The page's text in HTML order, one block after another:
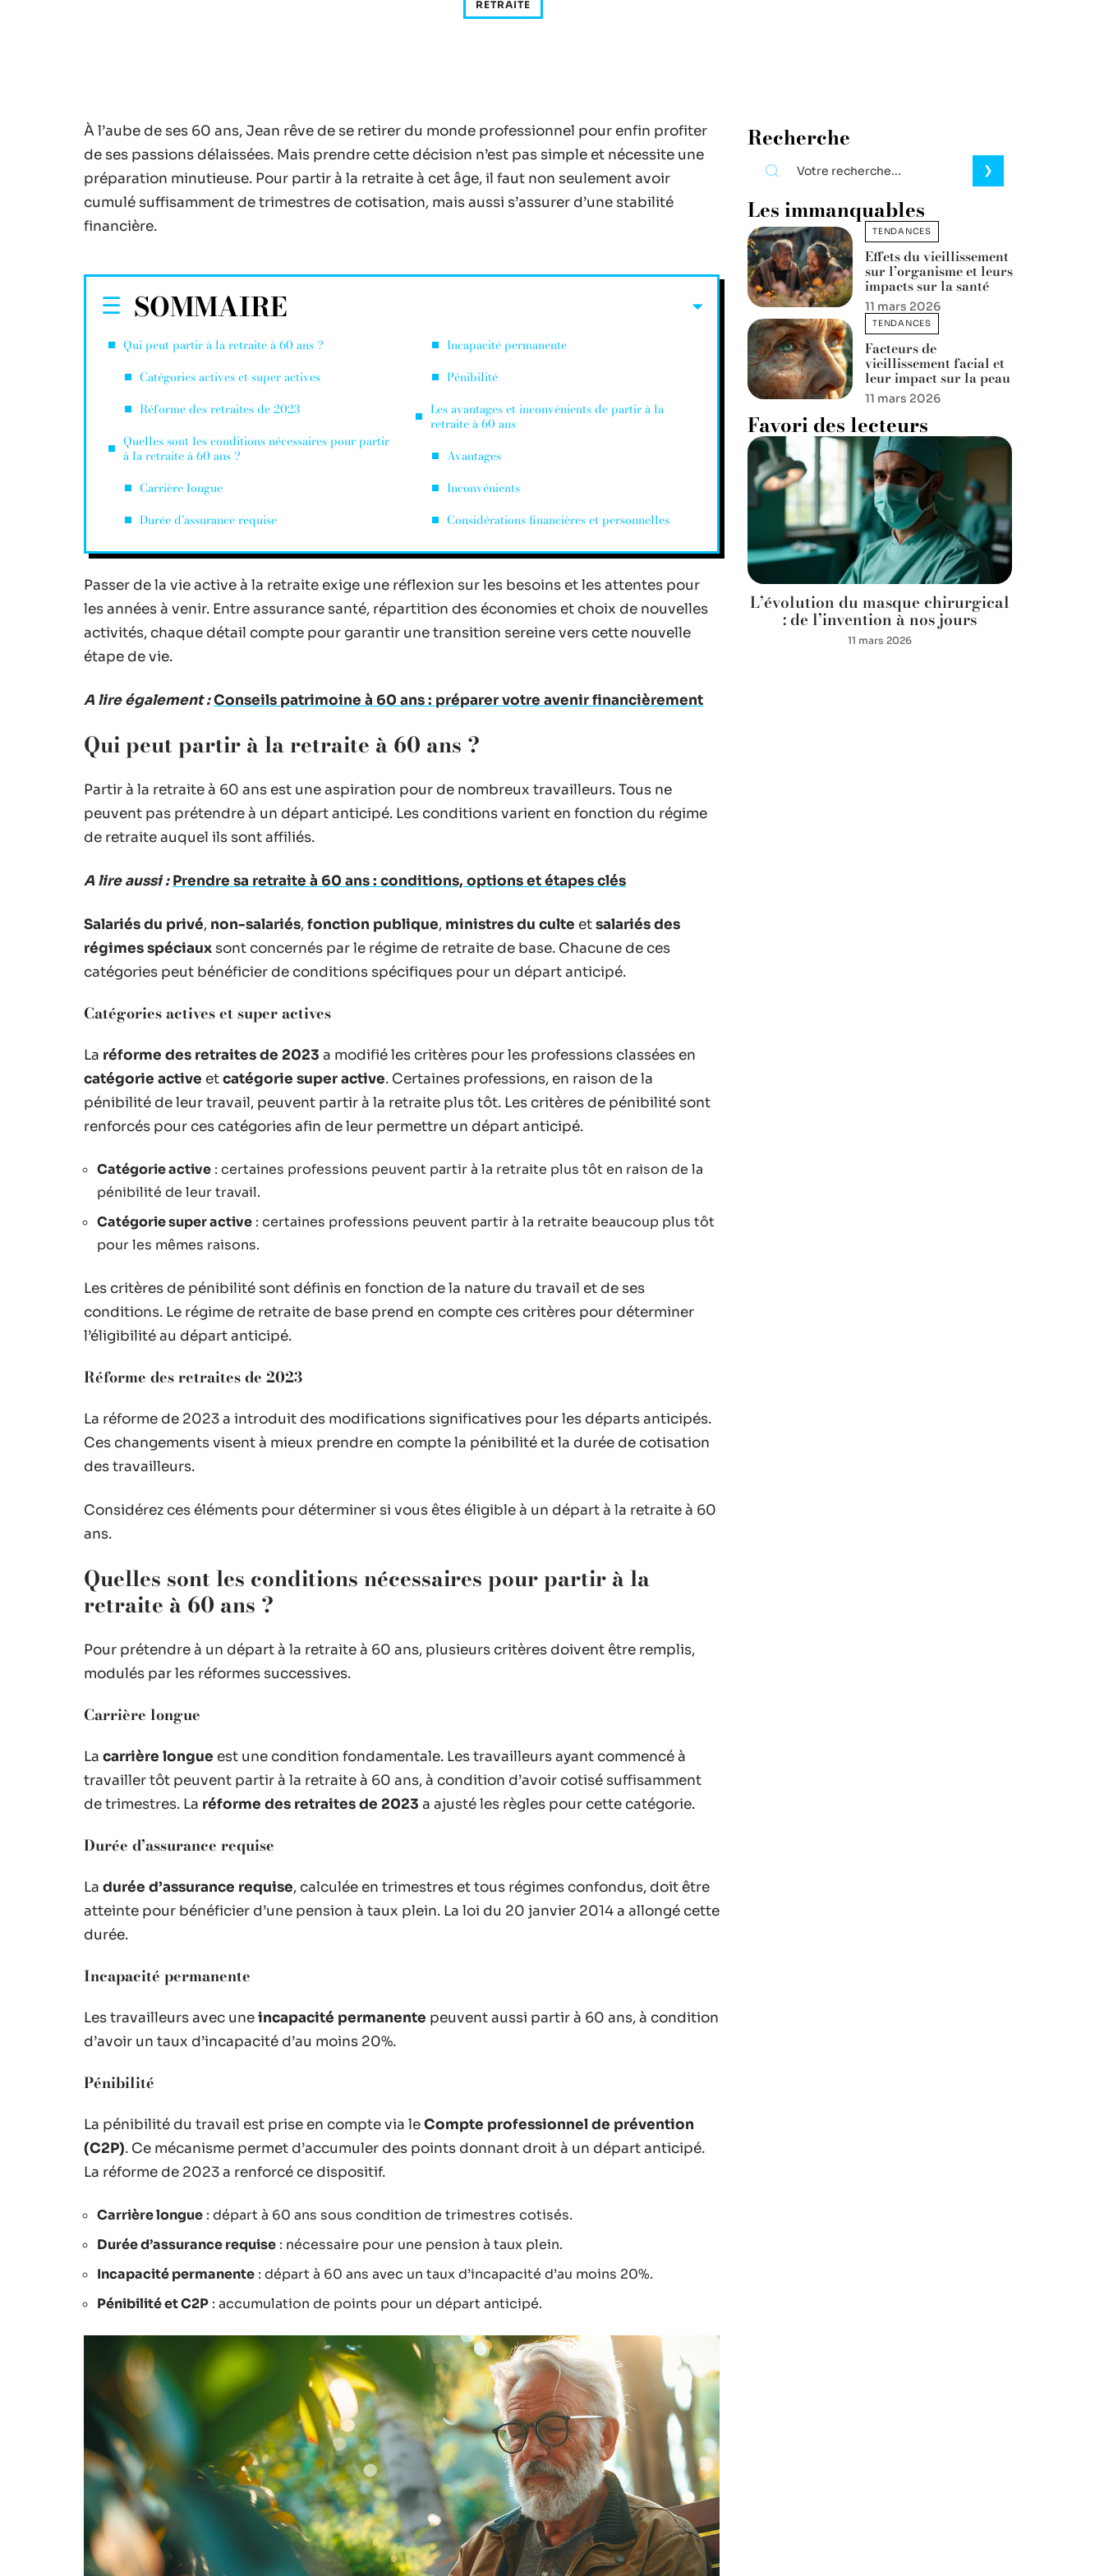
RETRAITE
À l’aube de ses 60 ans, Jean rêve de se retirer du monde professionnel pour enfin profiter
de ses passions délaissées. Mais prendre cette décision n’est pas simple et nécessite une
préparation minutieuse. Pour partir à la retraite à cet âge, il faut non seulement avoir
cumulé suffisamment de trimestres de cotisation, mais aussi s’assurer d’une stabilité
financière.
SOMMAIRE
Qui peut partir à la retraite à 60 ans ?
Catégories actives et super actives
Réforme des retraites de 2023
Quelles sont les conditions nécessaires pour partir
à la retraite à 60 ans ?
Carrière longue
Durée d’assurance requise
Incapacité permanente
Pénibilité
Les avantages et inconvénients de partir à la
retraite à 60 ans
Avantages
Inconvénients
Considérations financières et personnelles
Passer de la vie active à la retraite exige une réflexion sur les besoins et les attentes pour
les années à venir. Entre assurance santé, répartition des économies et choix de nouvelles
activités, chaque détail compte pour garantir une transition sereine vers cette nouvelle
étape de vie.
A lire également :Conseils patrimoine à 60 ans : préparer votre avenir financièrement
Qui peut partir à la retraite à 60 ans ?
Partir à la retraite à 60 ans est une aspiration pour de nombreux travailleurs. Tous ne
peuvent pas prétendre à un départ anticipé. Les conditions varient en fonction du régime
de retraite auquel ils sont affiliés.
A lire aussi : Prendre sa retraite à 60 ans : conditions, options et étapes clés
Salariés du privé, non-salariés,fonction publique, ministres du culte etsalariés des
régimes spéciaux sont concernés par le régime de retraite de base. Chacune de ces
catégories peut bénéficier de conditions spécifiques pour un départ anticipé.
Catégories actives et super actives
La réforme des retraites de 2023 a modifié les critères pour les professions classées en
catégorie active etcatégorie super active. Certaines professions, en raison de la
pénibilité de leur travail, peuvent partir à la retraite plus tôt. Les critères de pénibilité sont
renforcés pour ces catégories afin de leur permettre un départ anticipé.
Catégorie active : certaines professions peuvent partir à la retraite plus tôt en raison de la
pénibilité de leur travail.
Catégorie super active : certaines professions peuvent partir à la retraite beaucoup plus tôt
pour les mêmes raisons.
Les critères de pénibilité sont définis en fonction de la nature du travail et de ses
conditions. Le régime de retraite de base prend en compte ces critères pour déterminer
l’éligibilité au départ anticipé.
Réforme des retraites de 2023
La réforme de 2023 a introduit des modifications significatives pour les départs anticipés.
Ces changements visent à mieux prendre en compte la pénibilité et la durée de cotisation
des travailleurs.
Considérez ces éléments pour déterminer si vous êtes éligible à un départ à la retraite à 60
ans.
Quelles sont les conditions nécessaires pour partir à la
retraite à 60 ans ?
Pour prétendre à un départ à la retraite à 60 ans, plusieurs critères doivent être remplis,
modulés par les réformes successives.
Carrière longue
La carrière longue est une condition fondamentale. Les travailleurs ayant commencé à
travailler tôt peuvent partir à la retraite à 60 ans, à condition d’avoir cotisé suffisamment
de trimestres. La réforme des retraites de 2023 a ajusté les règles pour cette catégorie.
Durée d’assurance requise
La durée d’assurance requise, calculée en trimestres et tous régimes confondus, doit être
atteinte pour bénéficier d’une pension à taux plein. La loi du 20 janvier 2014 a allongé cette
durée.
Incapacité permanente
Les travailleurs avec uneincapacité permanente peuvent aussi partir à 60 ans, à condition
d’avoir un taux d’incapacité d’au moins 20%.
Pénibilité
La pénibilité du travail est prise en compte via leCompte professionnel de prévention
(C2P). Ce mécanisme permet d’accumuler des points donnant droit à un départ anticipé.
La réforme de 2023 a renforcé ce dispositif.
Carrière longue : départ à 60 ans sous condition de trimestres cotisés.
Durée d’assurance requise : nécessaire pour une pension à taux plein.
Incapacité permanente : départ à 60 ans avec un taux d’incapacité d’au moins 20%.
Pénibilité et C2P : accumulation de points pour un départ anticipé.
Recherche
Les immanquables
TENDANCES
Effets du vieillissement
sur l’organisme et leurs
impacts sur la santé
11 mars 2026
TENDANCES
Facteurs de
vieillissement facial et
leur impact sur la peau
11 mars 2026
Favori des lecteurs
L’évolution du masque chirurgical
: de l’invention à nos jours
11 mars 2026